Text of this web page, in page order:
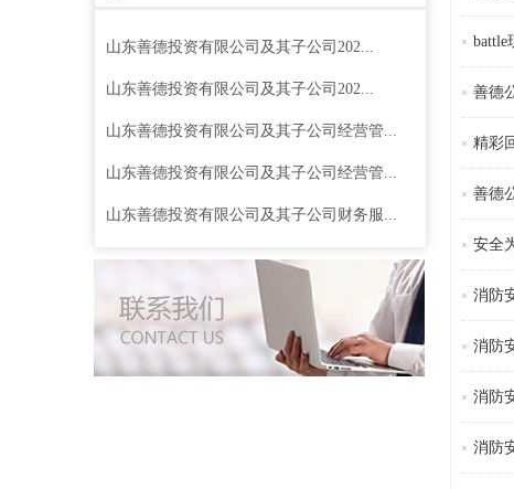
山东善德投资有限公司及其子公司202...
山东善德投资有限公司及其子公司202...
山东善德投资有限公司及其子公司经营管...
山东善德投资有限公司及其子公司经营管...
山东善德投资有限公司及其子公司财务服...
善德
精彩
善德
安全
消防
消防
消防
消防